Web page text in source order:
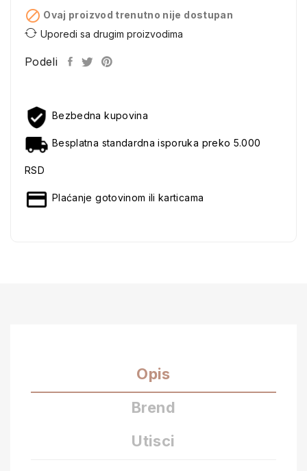
 Ovaj proizvod trenutno nije dostupan
Uporedi sa drugim proizvodima
Podeli
Bezbedna kupovina
Besplatna standardna isporuka preko 5.000
RSD
Plaćanje gotovinom ili karticama
Opis
Brend
Utisci